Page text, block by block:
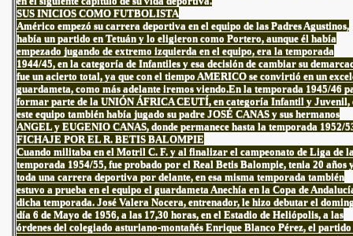
SUS INICIOS COMO FUTBOLISTA
Américo empezó su carrera deportiva en el equipo de las Padres Agustinos,
había un partido en Tetuán y lo eligieron como Portero, aunque él había
empezado jugando de extremo izquierda en el equipo, era la temporada
1944/45, en la categoría de Infantiles y esa decisión de cambiar su
fue un acierto total, ya que con el tiempo AMERICO se convirtió en un
guardameta, como más adelante iremos viendo.En la temporada 1945/46
formar parte de la UNIÓN ÁFRICA CEUTÍ, en categoría Infantil y Juvenil,
este equipo también había jugado su padre JOSÉ CANAS y sus hermanos
ANGEL y EUGENIO CANAS, donde permanece hasta la temporada 1952/
FICHAJE POR EL R. BETIS BALOMPIE
Cuando militaba en el Motril C. F. y al finalizar el campeonato de Liga de
temporada 1954/55, fue probado por el Real Betis Balompie, tenia 20 años
toda una carrera deportiva por delante, en esa misma temporada también
estuvo a prueba en el equipo el guardameta Anechía en la Copa de
dicha temporada. José Valera Nocera, entrenador, le hizo debutar el
día 6 de Mayo de 1956, a las 17,30 horas, en el Estadio de Heliópolis, a las
órdenes del colegiado asturiano-montañés Enrique Blanco Pérez, el